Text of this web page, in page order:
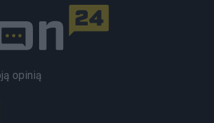
opinią